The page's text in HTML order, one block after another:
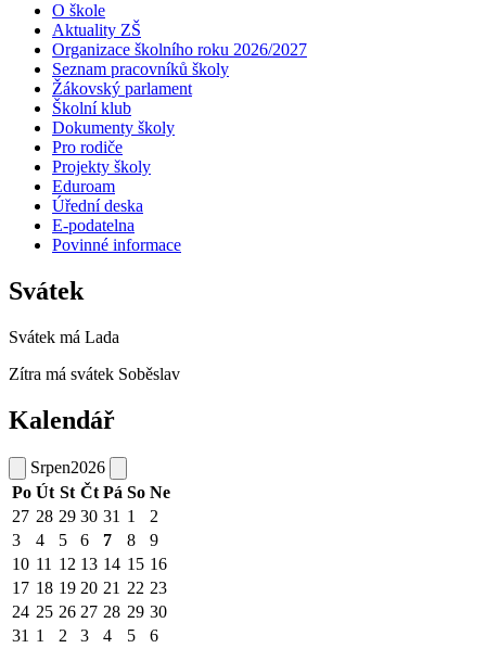
O škole
Aktuality ZŠ
Organizace školního roku 2026/2027
Seznam pracovníků školy
Žákovský parlament
Školní klub
Dokumenty školy
Pro rodiče
Projekty školy
Eduroam
Úřední deska
E-podatelna
Povinné informace
Svátek
Svátek má Lada
Zítra má svátek Soběslav
Kalendář
Srpen2026
Po Út St Čt Pá So Ne
27 28 29 30 31 1
2
3
4 5 6 7 8
9
10 11 12 13 14 15 16
17 18 19 20 21 22 23
24 25 26 27 28 29 30
31 1 2 3 4 5 6